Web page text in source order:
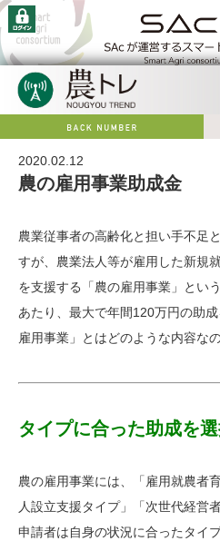
2020.02.12
農の雇用事業助成金
農業従事者の高齢化と担い手不足
すが、農業法人等が雇用した新規
を支援する「農の雇用事業」とい
あたり、最大で年間120万円の助
雇用事業」とはどのような内容な
タイプに合った助成を
農の雇用事業には、「雇用就農者
人設立支援タイプ」「次世代経営
申請者は自身の状況に合ったタイ